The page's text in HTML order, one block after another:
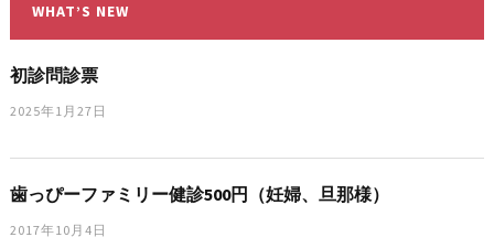
WHAT’S NEW
初診問診票
2025年1月27日
歯っぴーファミリー健診500円（妊婦、旦那様）
2017年10月4日